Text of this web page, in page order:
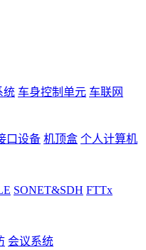
统 车身控制单元 车联网
口设备 机顶盒 个人计算机
SONET&SDH FTTx
会议系统